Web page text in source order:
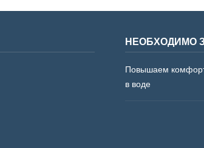
НЕОБХОДИМО
Повышаем
в воде